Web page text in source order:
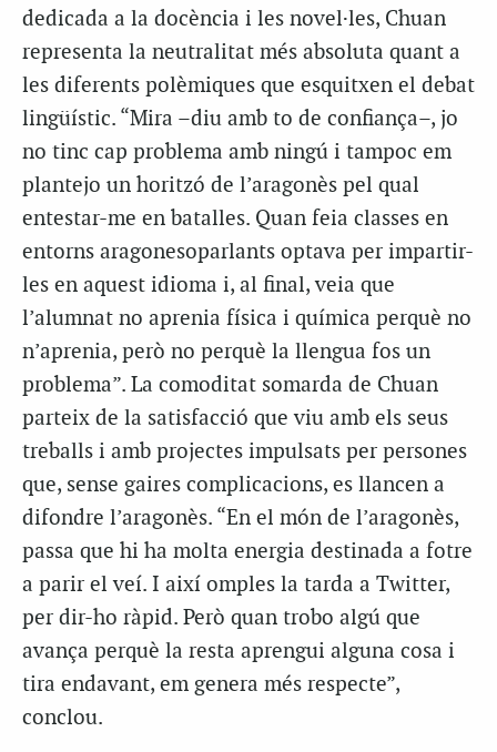
dedicada a la docència i les novel·les, Chuan
representa la neutralitat més absoluta quant a
les diferents polèmiques que esquitxen el debat
lingüístic. “Mira –diu amb to de confiança–, jo
no tinc cap problema amb ningú i tampoc em
plantejo un horitzó de l’aragonès pel qual
entestar-me en batalles. Quan feia classes en
entorns aragonesoparlants optava per impartir-
les en aquest idioma i, al final, veia que
l’alumnat no aprenia física i química perquè no
n’aprenia, però no perquè la llengua fos un
problema”. La comoditat somarda de Chuan
parteix de la satisfacció que viu amb els seus
treballs i amb projectes impulsats per persones
que, sense gaires complicacions, es llancen a
difondre l’aragonès. “En el món de l’aragonès,
passa que hi ha molta energia destinada a fotre
a parir el veí. I així omples la tarda a Twitter,
per dir-ho ràpid. Però quan trobo algú que
avança perquè la resta aprengui alguna cosa i
tira endavant, em genera més respecte”,
conclou.